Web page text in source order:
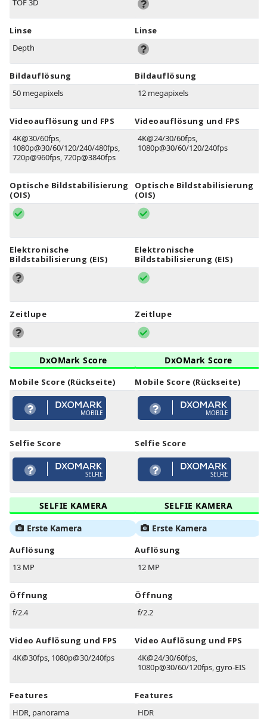
TOF 3D
Linse
Depth
Bildauflösung
50 megapixels
Videoauflösung und FPS
4K@30/60fps,
1080p@30/60/120/240/480fps,
720p@960fps, 720p@3840fps
Optische Bildstabilisierung
(OIS)
Elektronische
Bildstabilisierung (EIS)
Zeitlupe
DxOMark Score
Mobile Score (Rückseite)
MOBILE
Selfie Score
SELFIE
SELFIE KAMERA
Erste Kamera
Auflösung
13 MP
Öffnung
f/2.4
Video Auflösung und FPS
4K@30fps, 1080p@30/240fps
Features
HDR, panorama
Linse
Bildauflösung
12 megapixels
Videoauflösung und FPS
4K@24/30/60fps,
1080p@30/60/120/240fps
Optische Bildstabilisierung
(OIS)
Elektronische
Bildstabilisierung (EIS)
Zeitlupe
DxOMark Score
Mobile Score (Rückseite)
MOBILE
Selfie Score
SELFIE
SELFIE KAMERA
Erste Kamera
Auflösung
12 MP
Öffnung
f/2.2
Video Auflösung und FPS
4K@24/30/60fps,
1080p@30/60/120fps, gyro-EIS
Features
HDR